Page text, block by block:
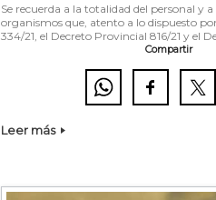
Se recuerda a la totalidad del personal y
organismos que, atento a lo dispuesto
334/21, el Decreto Provincial 816/21 y el
Compartir
Leer más